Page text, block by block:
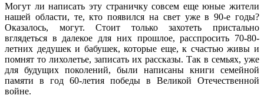
Могут ли написать эту страничку совсем еще юные жители
нашей области, те, кто появился на свет уже в 90-е годы?
Оказалось, могут. Стоит только захотеть пристально
вглядеться в далекое для них прошлое, расспросить 70-80-
летних дедушек и бабушек, которые еще, к счастью живы и
помнят то лихолетье, записать их рассказы. Так в семьях, уже
для будущих поколений, были написаны книги семейной
памяти в год 60-летия победы в Великой Отечественной
войне.